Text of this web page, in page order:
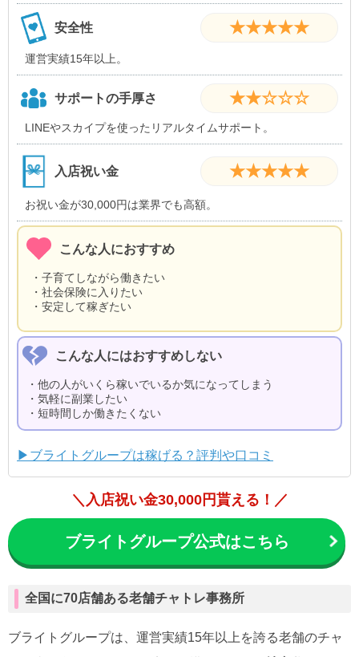
安全性 ★★★★★
運営実績15年以上。
サポートの手厚さ ★★☆☆☆
LINEやスカイプを使ったリアルタイムサポート。
入店祝い金 ★★★★★
お祝い金が30,000円は業界でも高額。
こんな人におすすめ
・子育てしながら働きたい
・社会保険に入りたい
・安定して稼ぎたい
こんな人にはおすすめしない
・他の人がいくら稼いでいるか気になってしまう
・気軽に副業したい
・短時間しか働きたくない
▶ブライトグループは稼げる？評判や口コミ
＼入店祝い金30,000円貰える！／
ブライトグループ公式はこちら
全国に70店舗ある老舗チャトレ事務所
ブライトグループは、運営実績15年以上を誇る老舗のチャ